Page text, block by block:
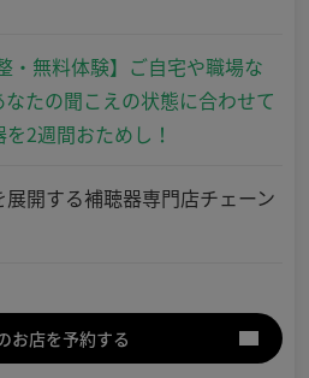
・無料体験】ご自宅や職場な
たの聞こえの状態に合わせて
2週間おためし！
開する補聴器専門店チェーン
お店を予約する